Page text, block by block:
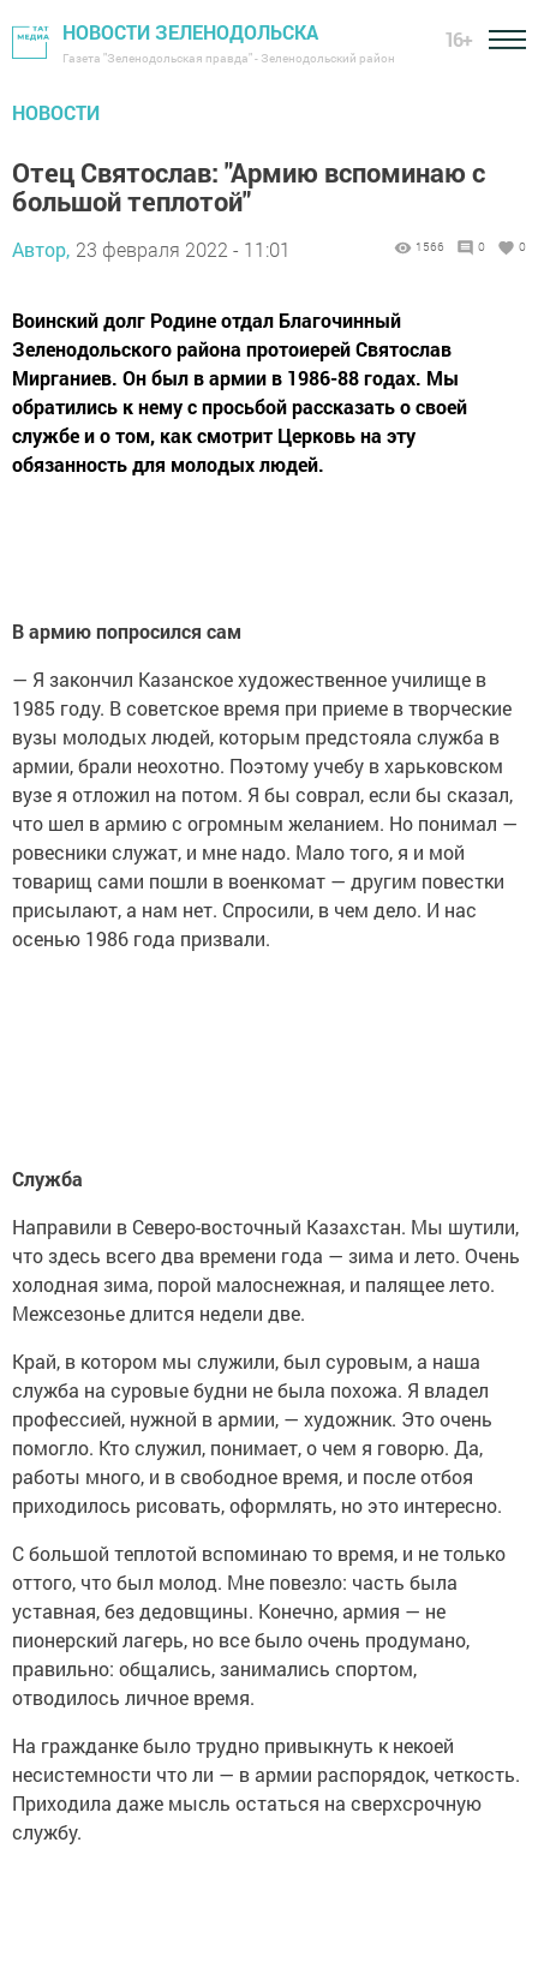
НОВОСТИ ЗЕЛЕНОДОЛЬСКА
Газета "Зеленодольская правда" - Зеленодольский район
16+
НОВОСТИ
Отец Святослав: "Армию вспоминаю с
большой теплотой"
Автор, 23 февраля 2022 - 11:01 1566 0 0
Воинский долг Родине отдал Благочинный
Зеленодольского района протоиерей Святослав
Мирганиев. Он был в армии в 1986-88 годах. Мы
обратились к нему с просьбой рассказать о своей
службе и о том, как смотрит Церковь на эту
обязанность для молодых людей.
В армию попросился сам
— Я закончил Казанское художественное училище в
1985 году. В советское время при приеме в творческие
вузы молодых людей, которым предстояла служба в
армии, брали неохотно. Поэтому учебу в харьковском
вузе я отложил на потом. Я бы соврал, если бы сказал,
что шел в армию с огромным желанием. Но понимал —
ровесники служат, и мне надо. Мало того, я и мой
товарищ сами пошли в военкомат — другим повестки
присылают, а нам нет. Спросили, в чем дело. И нас
осенью 1986 года призвали.
Служба
Направили в Северо-восточный Казахстан. Мы шутили,
что здесь всего два времени года — зима и лето. Очень
холодная зима, порой малоснежная, и палящее лето.
Межсезонье длится недели две.
Край, в котором мы служили, был суровым, а наша
служба на суровые будни не была похожа. Я владел
профессией, нужной в армии, — художник. Это очень
помогло. Кто служил, понимает, о чем я говорю. Да,
работы много, и в свободное время, и после отбоя
приходилось рисовать, оформлять, но это интересно.
С большой теплотой вспоминаю то время, и не только
оттого, что был молод. Мне повезло: часть была
уставная, без дедовщины. Конечно, армия — не
пионерский лагерь, но все было очень продумано,
правильно: общались, занимались спортом,
отводилось личное время.
На гражданке было трудно привыкнуть к некоей
несистемности что ли — в армии распорядок, четкость.
Приходила даже мысль остаться на сверхсрочную
службу.